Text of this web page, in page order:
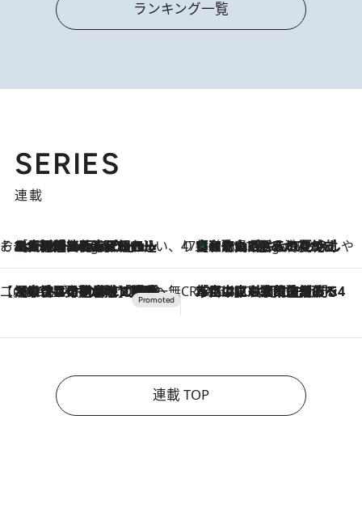
ランキング一覧
SERIES
連載
そおだよおこの関西おいしい、おやつ紀行
4 Hours Ago
［大阪府箕面市］一皿一皿目の前で仕上げられる、料理を巧みに組み込んだアシェットデセールコース「ミチル アシェット デセール（Michiru assiette dessert）」 47都道府県の手みやげ ひんやりスイーツで夏を満喫
4 Hours Ago
【和歌山県】この夏絶対食べたい 冷やしておいしいおやつ3選 みかんがごろっと丸ごと入ったジュレ
【CREA×星野リゾート】唯一無二。癒しと発見が待つ場所へ
2026.8.7
【トンボの足水浴】ヒノキの香りに包まれて涼感マックス！約13℃の湧水かけ流しを避暑地「星野温泉 トンボの湯」で体験 CREA'S CHOICE
2026.8.7
「立川にも歌舞伎があるんだよ」 片岡仁左衛門・市川中車ら豪華座組みで4年目の立川立飛歌舞伎へ
連載 TOP